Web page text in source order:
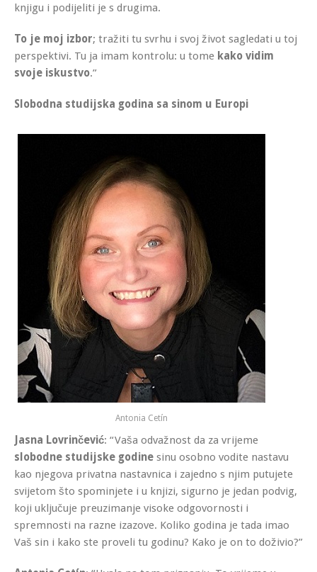
knjigu i podijeliti je s drugima.
To je moj izbor; tražiti tu svrhu i svoj život sagledati u toj
perspektivi. Tu ja imam kontrolu: u tome kako vidim
svoje iskustvo.”
Slobodna studijska godina sa sinom u Europi
Antonia Cetín
Jasna Lovrinčević: “Vaša odvažnost da za vrijeme
slobodne studijske godine sinu osobno vodite nastavu
kao njegova privatna nastavnica i zajedno s njim putujete
svijetom što spominjete i u knjizi, sigurno je jedan podvig,
koji uključuje preuzimanje visoke odgovornosti i
spremnosti na razne izazove. Koliko godina je tada imao
Vaš sin i kako ste proveli tu godinu? Kako je on to doživio?”